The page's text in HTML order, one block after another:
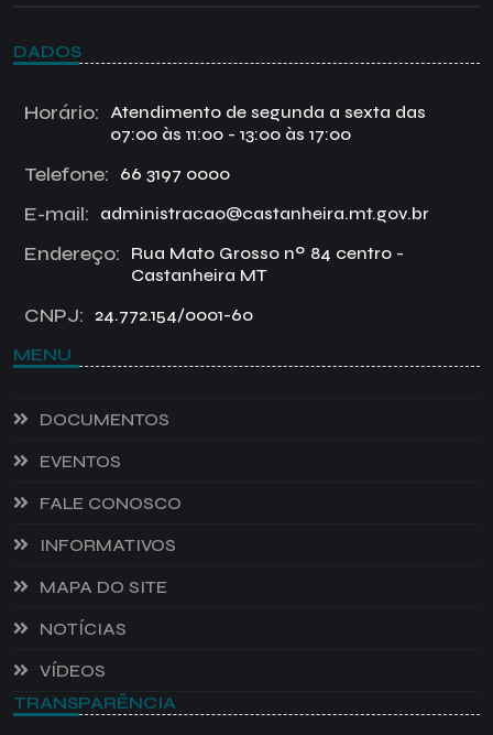
DADOS
Horário:
Atendimento de segunda a sexta das
07:00 às 11:00 - 13:00 às 17:00
Telefone: 66 3197 0000
E-mail: administracao@castanheira.mt.gov.br
Endereço:
Rua Mato Grosso nº 84 centro -
Castanheira MT
CNPJ: 24.772.154/0001-60
MENU
DOCUMENTOS
EVENTOS
FALE CONOSCO
INFORMATIVOS
MAPA DO SITE
NOTÍCIAS
VÍDEOS
TRANSPARÊNCIA